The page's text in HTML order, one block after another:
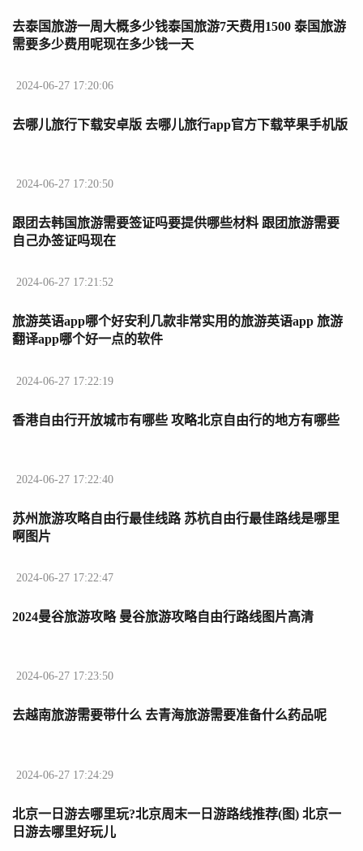
去泰国旅游一周大概多少钱泰国旅游7天费用1500 泰国旅游
需要多少费用呢现在多少钱一天
2024-06-27 17:20:06
去哪儿旅行下载安卓版 去哪儿旅行app官方下载苹果手机版
2024-06-27 17:20:50
跟团去韩国旅游需要签证吗要提供哪些材料 跟团旅游需要
自己办签证吗现在
2024-06-27 17:21:52
旅游英语app哪个好安利几款非常实用的旅游英语app 旅游
翻译app哪个好一点的软件
2024-06-27 17:22:19
香港自由行开放城市有哪些 攻略北京自由行的地方有哪些
2024-06-27 17:22:40
苏州旅游攻略自由行最佳线路 苏杭自由行最佳路线是哪里
啊图片
2024-06-27 17:22:47
2024曼谷旅游攻略 曼谷旅游攻略自由行路线图片高清
2024-06-27 17:23:50
去越南旅游需要带什么 去青海旅游需要准备什么药品呢
2024-06-27 17:24:29
北京一日游去哪里玩?北京周末一日游路线推荐(图) 北京一
日游去哪里好玩儿